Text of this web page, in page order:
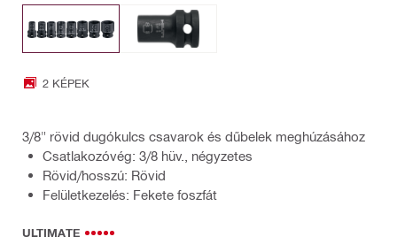
2 KÉPEK
3/8" rövid dugókulcs csavarok és dűbelek meghúzásához
Csatlakozóvég: 3/8 hüv., négyzetes
Rövid/hosszú: Rövid
Felületkezelés: Fekete foszfát
ULTIMATE